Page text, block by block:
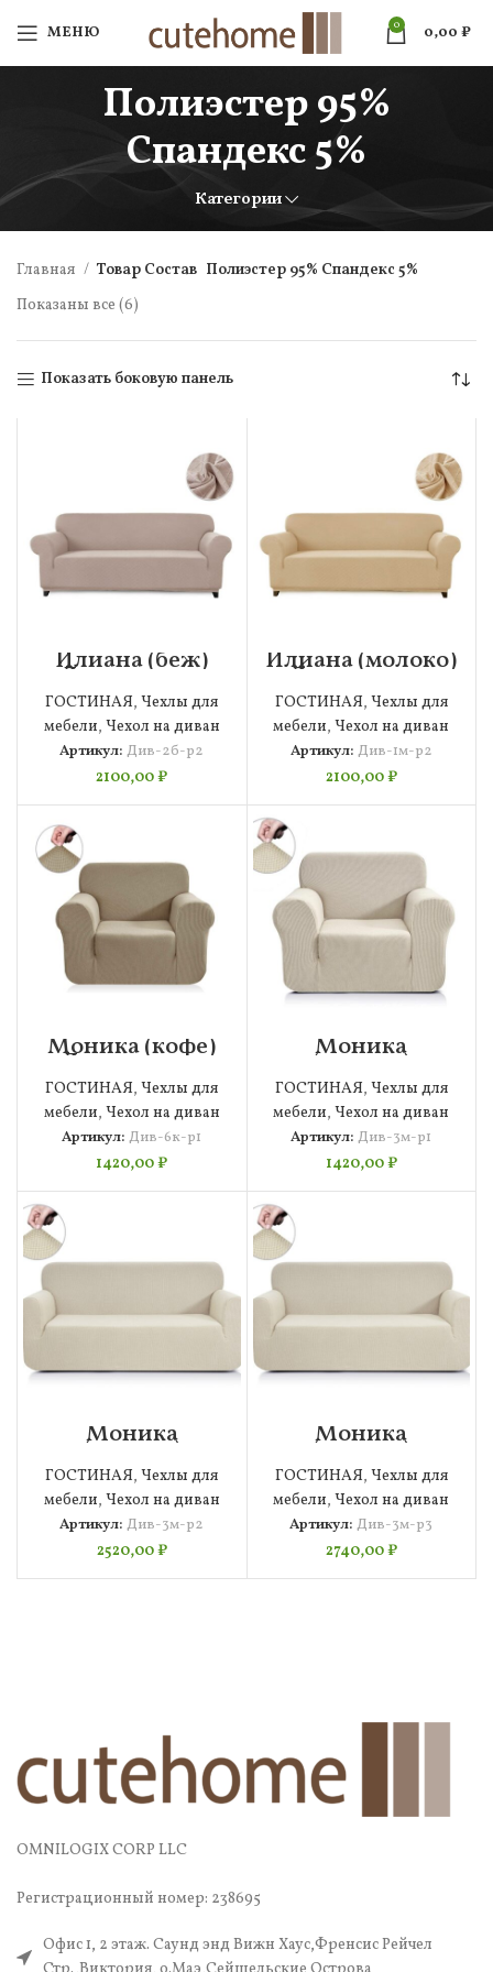
МЕНЮ 0 0,00 ₽
Полиэстер 95%
Спандекс 5%
Категории
Главная Товар Состав Полиэстер 95% Спандекс 5%
Показаны все (6)
Показать боковую панель
Илиана (беж)
Дивандек р2
ГОСТИНАЯ,Чехлы для
мебели, Чехол на диван
Артикул:Див-2б-р2
2100,00₽
Илиана (молоко)
Дивандек р2
ГОСТИНАЯ, Чехлы для
мебели,Чехол на диван
Артикул: Див-1м-р2
2100,00₽
Моника (кофе)
Дивандек р1
ГОСТИНАЯ,Чехлы для
мебели, Чехол на диван
Артикул:Див-6к-р1
1420,00₽
Моника
(молоко)
Дивандек р1
ГОСТИНАЯ, Чехлы для
мебели,Чехол на диван
Артикул:Див-3м-р1
1420,00₽
Моника
(молоко)
Дивандек р2
ГОСТИНАЯ,Чехлы для
мебели, Чехол на диван
Артикул:Див-3м-р2
2520,00₽
Моника
(молоко)
Дивандек р3
ГОСТИНАЯ, Чехлы для
мебели,Чехол на диван
Артикул:Див-3м-р3
2740,00₽
OMNILOGIX CORP LLC
Регистрационный номер: 238695
Офис 1, 2 этаж. Саунд энд Вижн Хаус,Френсис Рейчел